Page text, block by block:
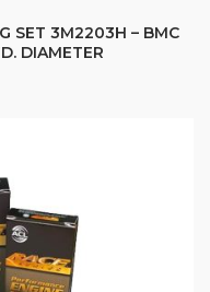
SET 3M2203H – BMC
DIAMETER